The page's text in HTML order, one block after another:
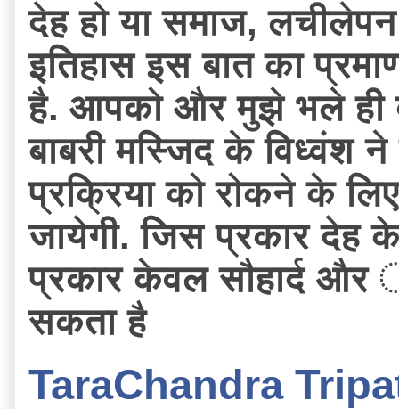
देह हो या समाज,
इतिहास इस बात का
है. आपको और मुझे भले ही
बाबरी मस्जिद के विध्वंश
प्रक्रिया को रोकने के
जायेगी. जिस प्रकार देह
प्रकार केवल सौहार्द और
सकता है
TaraChandra